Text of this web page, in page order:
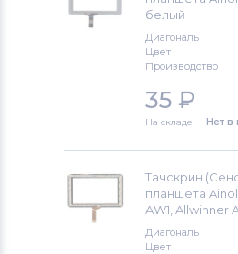
Тачскрины для
Тачскрины для
Тачскрины для
Telefunken
Тачскрины для
белый
Диагональ
Цвет
Производство
35 ₽
На складе Нет в
Тачскрин
планшета
AW1, Allwinner
Диагональ
Цвет